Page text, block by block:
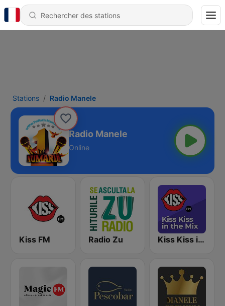
Stations Radio Manele
Radio Manele
Online
Kiss FM Radio Zu Kiss Kiss in the Mix Radio